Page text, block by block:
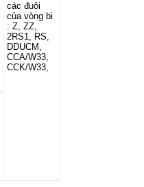
các đuôi
của vòng bi
: Z, ZZ,
2RS1, RS,
DDUCM,
CCA/W33,
CCK/W33,